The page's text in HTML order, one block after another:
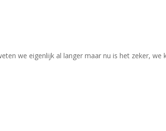
we eigenlijk al langer maar nu is het zeker, we